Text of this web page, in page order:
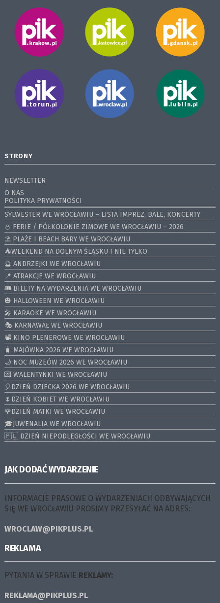
STRONY
NEWSLETTER
O NAS
POLITYKA PRYWATNOŚCI
SYLWESTER WE WROCŁAWIU – LISTA IMPREZ, BALE, KONCERTY
⛄️ FERIE / PÓŁKOLONIE ZIMOWE WE WROCŁAWIU – 2026
⛱️ PLAŻE I BEACH BARY WE WROCŁAWIU
⛺️WEEKEND NA DOLNYM ŚLĄSKU I NIE TYLKO
🔮 ANDRZEJKI WE WROCŁAWIU
📍 ATRAKCJE WE WROCŁAWIU
🎟️ BILETY NA WYDARZENIA WE WROCŁAWIU
🎃 HALLOWEEN WE WROCŁAWIU
🎤 KARAOKE WE WROCŁAWIU
🎭 KARNAWAŁ WE WROCŁAWIU
📽️ KINO PLENEROWE WE WROCŁAWIU
🧳 MAJÓWKA 2026 WE WROCŁAWIU
🌙 NOC MUZEÓW 2026 WE WROCŁAWIU
💌 WALENTYNKI WE WROCŁAWIU
🎈DZIEŃ DZIECKA 2026 WE WROCŁAWIU
🌷DZIEŃ KOBIET WE WROCŁAWIU
🌹DZIEŃ MATKI WE WROCŁAWIU
🎓JUWENALIA WE WROCŁAWIU
🇵🇱 DZIEŃ NIEPODLEGŁOŚCI WE WROCŁAWIU
JAK DODAĆ WYDARZENIE
INFORMACJE PRASOWE O WYDARZENIACH ODBYWAJĄCYCH
SIĘ WE WROCŁAWIU PROSIMY PRZESYŁAĆ NA ADRES:
WROCLAW@PIKPLUS.PL
REKLAMA
PYTANIA W SPRAWIE REKLAMY:
REKLAMA@PIKPLUS.PL